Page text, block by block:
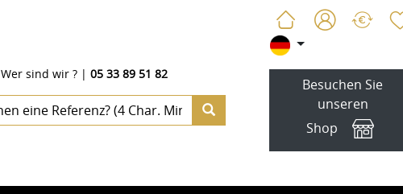
Besuchen Sie
unseren
Shop
Wer sind wir ? |05 33 89 51 82